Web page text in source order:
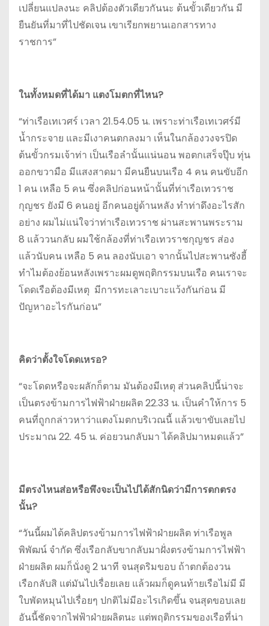
เปลี่ยนแปลงนะ คลิปต้องตัวเดียวกันนะ ต้นขั้วเดียวกัน มี
ยืนยันที่มาที่ไปชัดเจน เขาเรียกพยานเอกสารทาง
ราชการ”
ในทั้งหมดที่ได้มา แตงโมตกที่ไหน?
“ท่าเรือเทเวศร์ เวลา 21.54.05 น. เพราะท่าเรือเทเวศร์มี
น้ำกระจาย และมีเงาคนตกลงมา เห็นในกล้องวงจรปิด
ต้นขั้วกรมเจ้าท่า เป็นเรือลำนั้นแน่นอน พอตกเสร็จปุ๊บ ทุ่น
ออกขวามือ มีแสงสาดมา มีคนยืนบนเรือ 4 คน คนขับอีก
1 คน เหลือ 5 คน ซึ่งคลิปก่อนหน้านั้นที่ท่าเรือเทวราช
กุญชร ยังมี 6 คนอยู่ อีกคนอยู่ด้านหลัง ทำท่าดึงอะไรสัก
อย่าง ผมไม่แน่ใจว่าท่าเรือเทวราช ผ่านสะพานพระราม
8 แล้ววนกลับ ผมใช้กล้องที่ท่าเรือเทวราชกุญชร ส่อง
แล้วนับคน เหลือ 5 คน ลองนับเอา จากนั้นไปสะพานซังฮี้
ทำไมต้องย้อนหลังเพราะผมดูพฤติกรรมบนเรือ คนเราจะ
โดดเรือต้องมีเหตุ มีการทะเลาะเบาะแว้งกันก่อน มี
ปัญหาอะไรกันก่อน”
คิดว่าตั้งใจโดดเหรอ?
“จะโดดหรือจะผลักก็ตาม มันต้องมีเหตุ ส่วนคลิปนี้น่าจะ
เป็นตรงข้ามการไฟฟ้าฝ่ายผลิต 22.33 น. เป็นคำให้การ 5
คนที่ถูกกล่าวหาว่าแตงโมตกบริเวณนี้ แล้วเขาขับเลยไป
ประมาณ 22. 45 น. ค่อยวนกลับมา ได้คลิปมาหมดแล้ว”
มีตรงไหนส่อหรือพึงจะเป็นไปได้สักนิดว่ามีการตกตรง
นั้น?
“วันนี้ผมได้คลิปตรงข้ามการไฟฟ้าฝ่ายผลิต ท่าเรือพูล
พิพัฒน์ จำกัด ซึ่งเรือกลับขากลับมาฝั่งตรงข้ามการไฟฟ้า
ฝ่ายผลิต ผมก็นั่งดู 2 นาที จนสุดริมขอบ ถ้าตกต้องวน
เรือกลับสิ แต่มันไปเรื่อยเลย แล้วผมก็ดูคนท้ายเรือไม่มี มี
ใบพัดหมุนไปเรื่อยๆ ปกติไม่มีอะไรเกิดขึ้น จนสุดขอบเลย
อันนี้ชัดจากไฟฟ้าฝ่ายผลิตนะ แต่พฤติกรรมของเรือที่น่า